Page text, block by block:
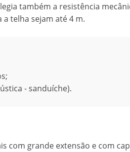
também a resistência
telha sejam até 4 m.
- sanduíche).
com grande extensão e com